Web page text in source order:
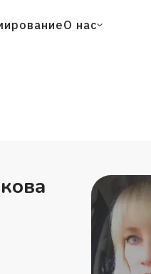
О нас